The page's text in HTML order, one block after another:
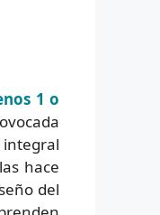
1 o
integral
hace
del